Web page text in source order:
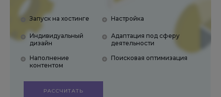
Запуск на хостинге
Индивидуальный
дизайн
Наполнение
контентом
Настройка
Адаптация под сферу
деятельности
Поисковая оптимизация
РАССЧИТАТЬ